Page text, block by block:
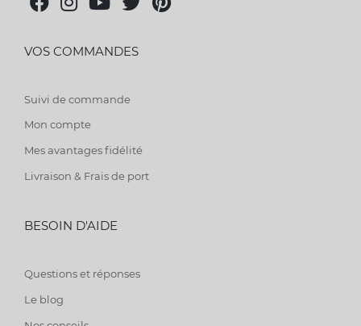
VOS COMMANDES
Suivi de commande
Mon compte
Mes avantages fidélité
Livraison & Frais de port
BESOIN D'AIDE
Questions et réponses
Le blog